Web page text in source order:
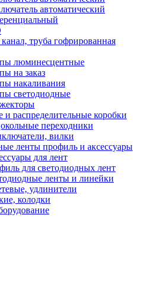
автоматический
труба гофрированная
люминесцентные
на заказ
накаливания
светодиодные
распределительные коробки
переходники
вилки
ленты профиль и аксессуары
для лент
для светодиодных лент
ленты и линейки
удлинители
колодки